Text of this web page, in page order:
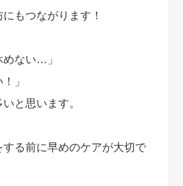
もつながります！
めない…」
」
と思います。
る前に早めのケアが大切で